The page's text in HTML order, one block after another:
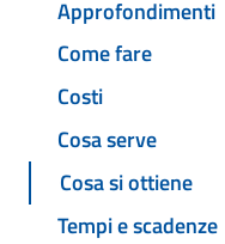
Approfondimenti
Come fare
Costi
Cosa serve
Cosa si ottiene
Tempi e scadenze